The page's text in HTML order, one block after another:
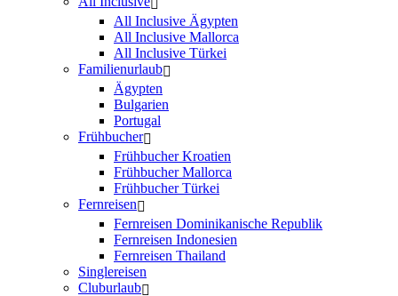
All Inclusive Ägypten
All Inclusive Mallorca
All Inclusive Türkei
Familienurlaub
Ägypten
Bulgarien
Portugal
Frühbucher
Frühbucher Kroatien
Frühbucher Mallorca
Frühbucher Türkei
Fernreisen
Fernreisen Dominikanische Republik
Fernreisen Indonesien
Fernreisen Thailand
Singlereisen
Cluburlaub